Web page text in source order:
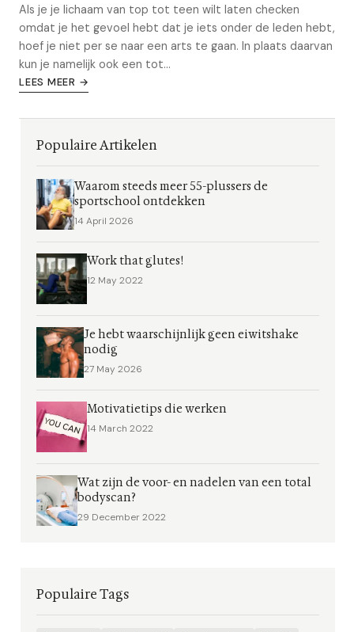
Als je je lichaam van top tot teen wilt laten checken
omdat je het gevoel hebt dat je iets onder de leden hebt,
hoef je niet per se naar een arts te gaan. In plaats daarvan
kun je namelijk ook een tot...
LEES MEER →
Populaire Artikelen
Waarom steeds meer 55-plussers de
sportschool ontdekken
14 April 2026
Work that glutes!
12 May 2022
Je hebt waarschijnlijk geen eiwitshake
nodig
27 May 2026
Motivatietips die werken
14 March 2022
Wat zijn de voor- en nadelen van een total
bodyscan?
29 December 2022
Populaire Tags